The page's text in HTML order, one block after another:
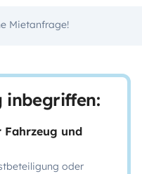
Mietanfrage!
inbegriffen:
und
oder